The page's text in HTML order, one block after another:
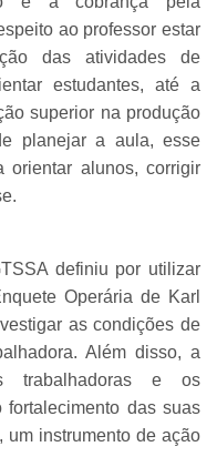
ao professor estar
das atividades de
estudantes, até a
superior na produção
planejar a aula, esse
orientar alunos, corrigir
definiu por utilizar
Operária de Karl
as condições de
Além disso, a
trabalhadoras e os
das suas
um instrumento de ação